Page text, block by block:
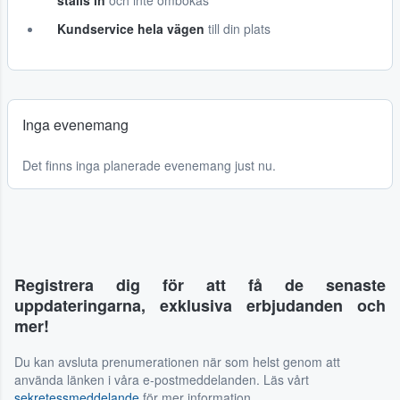
Kundservice hela vägen till din plats
Inga evenemang
Det finns inga planerade evenemang just nu.
Registrera dig för att få de senaste
uppdateringarna, exklusiva erbjudanden och
mer!
Du kan avsluta prenumerationen när som helst genom att
använda länken i våra e-postmeddelanden. Läs vårt